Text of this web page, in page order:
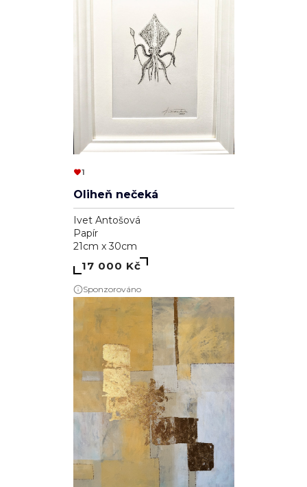
1
Oliheň nečeká
Ivet Antošová
Papír
21cm x 30cm
17 000 Kč
Sponzorováno